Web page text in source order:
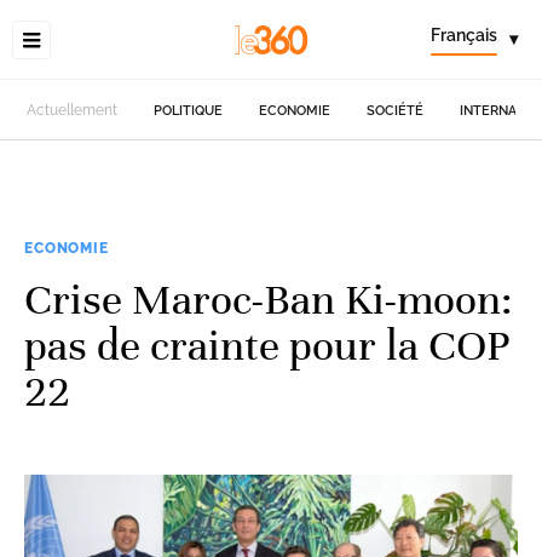
Français ▾
Actuellement POLITIQUE ECONOMIE SOCIÉTÉ
ECONOMIE
Crise Maroc-Ban Ki-moon:
pas de crainte pour la COP
22